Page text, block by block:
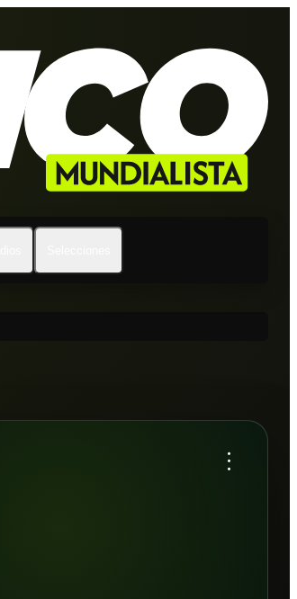
...